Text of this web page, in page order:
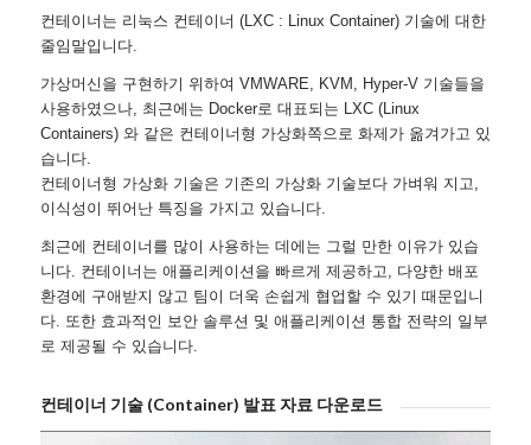
컨테이너는 리눅스 컨테이너 (LXC : Linux Container) 기술에 대한
줄임말입니다.
가상머신을 구현하기 위하여 VMWARE, KVM, Hyper-V 기술들을
사용하였으나, 최근에는 Docker로 대표되는 LXC (Linux
Containers) 와 같은 컨테이너형 가상화쪽으로 화제가 옮겨가고 있
습니다.
컨테이너형 가상화 기술은 기존의 가상화 기술보다 가벼워 지고,
이식성이 뛰어난 특징을 가지고 있습니다.
최근에 컨테이너를 많이 사용하는 데에는 그럴 만한 이유가 있습
니다. 컨테이너는 애플리케이션을 빠르게 제공하고, 다양한 배포
환경에 구애받지 않고 팀이 더욱 손쉽게 협업할 수 있기 때문입니
다. 또한 효과적인 보안 솔루션 및 애플리케이션 통합 전략의 일부
로 제공될 수 있습니다.
컨테이너 기술 (Container) 발표 자료 다운로드